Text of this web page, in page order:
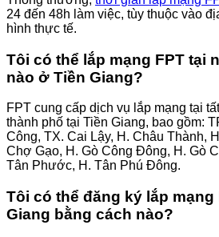
24 đến 48h làm việc, tùy thuộc vào
hình thực tế.
Tôi có thể lắp mạng FPT tại
nào ở Tiền Giang?
FPT cung cấp dịch vụ lắp mạng tại
thành phố tại Tiền Giang, bao gồm:
Công, TX. Cai Lậy, H. Châu Thành,
Chợ Gạo, H. Gò Công Đông, H. Gò
Tân Phước, H. Tân Phú Đông.
Tôi có thể đăng ký lắp mạng
Giang bằng cách nào?